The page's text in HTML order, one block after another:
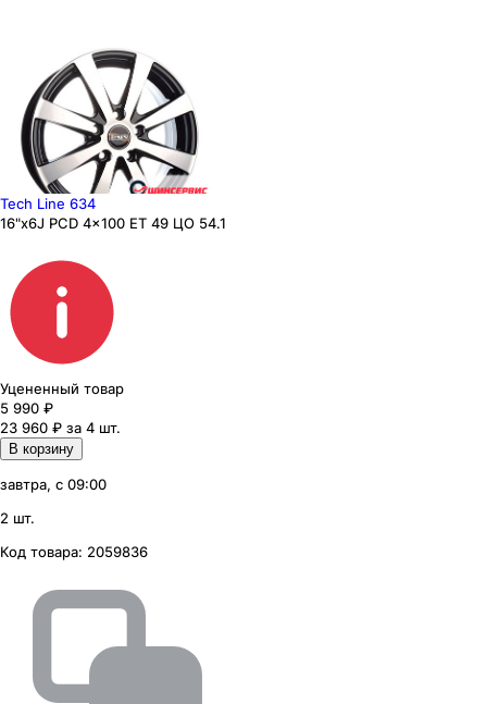
Tech Line 634
16"x6J PCD 4x100 ЕТ 49 ЦО 54.1
Уцененный товар
5 990 ₽
23 960 ₽ за 4 шт.
В корзину
завтра, с 09:00
2 шт.
Код товара: 2059836